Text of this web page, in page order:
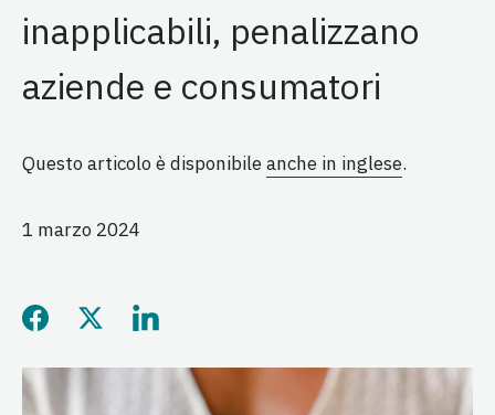
inapplicabili, penalizzano
aziende e consumatori
Questo articolo è disponibileanche in inglese.
1 marzo 2024
Share this page on
Share this page on
Share this page on